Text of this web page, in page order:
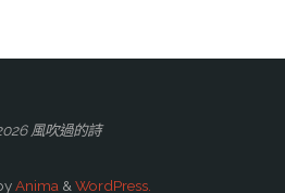
風吹過的詩
Anima & WordPress.